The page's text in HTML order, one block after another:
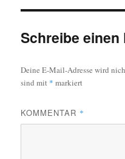
Schreibe
Deine E-Mail-Adresse wird
sind mit * markiert
KOMMENTAR *